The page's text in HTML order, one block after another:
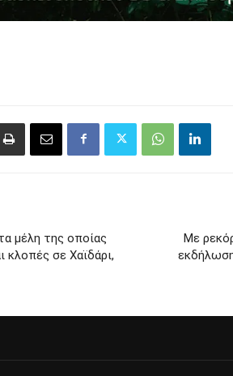
μέλη της οποίας
κλοπές σε Χαϊδάρι,
Με